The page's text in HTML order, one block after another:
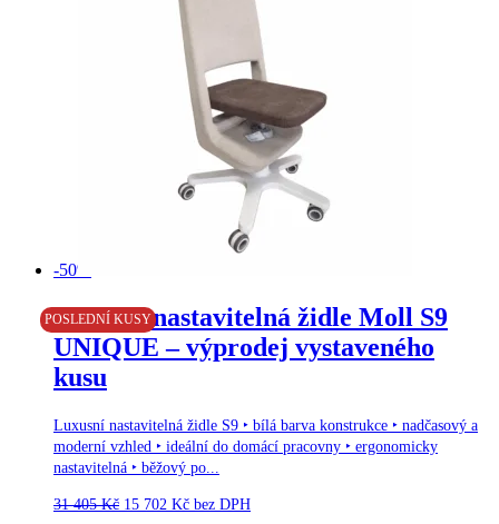
-50%
POSLEDNÍ KUSY
Luxusní nastavitelná židle Moll S9
UNIQUE – výprodej vystaveného
kusu
Luxusní nastavitelná židle S9 ‣ bílá barva konstrukce ‣ nadčasový a
moderní vzhled ‣ ideální do domácí pracovny ‣ ergonomicky
nastavitelná ‣ běžový po...
31 405Kč 15 702 Kč bez DPH